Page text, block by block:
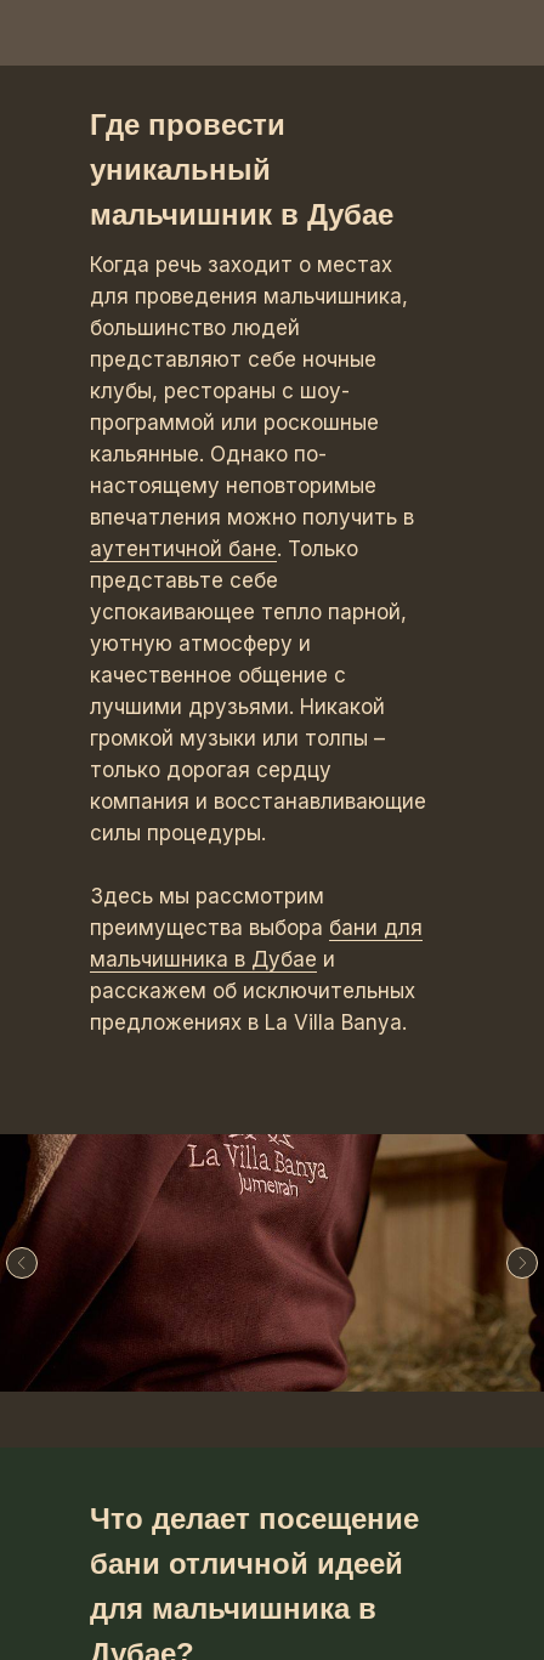
Где провести
уникальный
мальчишник в Дубае
Когда речь заходит о местах
для проведения мальчишника,
большинство людей
представляют себе ночные
клубы, рестораны с шоу-
программой или роскошные
кальянные. Однако по-
настоящему неповторимые
впечатления можно получить в
аутентичной бане. Только
представьте себе
успокаивающее тепло парной,
уютную атмосферу и
качественное общение с
лучшими друзьями. Никакой
громкой музыки или толпы –
только дорогая сердцу
компания и восстанавливающие
силы процедуры.
Здесь мы рассмотрим
преимущества выбора бани для
мальчишника в Дубае и
расскажем об исключительных
предложениях в La Villa Banya.
Что делает посещение
бани отличной идеей
для мальчишника в